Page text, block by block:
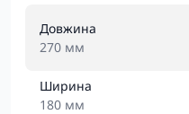
Довжина
270 мм
Ширина
180 мм